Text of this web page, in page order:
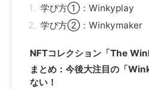
学び方①：Winkyplay
学び方②：Winkymaker
NFTコレクション「The
まとめ：今後大注目の「
ない！